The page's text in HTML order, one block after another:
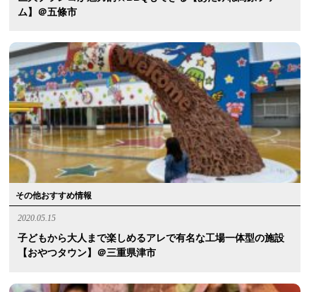
ム】＠五條市
その他おすすめ情報
2020.05.15
子どもから大人まで楽しめるアレで有名な工場一体型の施設
【おやつタウン】＠三重県津市